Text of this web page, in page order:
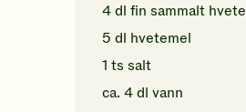
4dl fin sammalt hvete
5 dl hvetemel
1 ts salt
ca. 4dl vann